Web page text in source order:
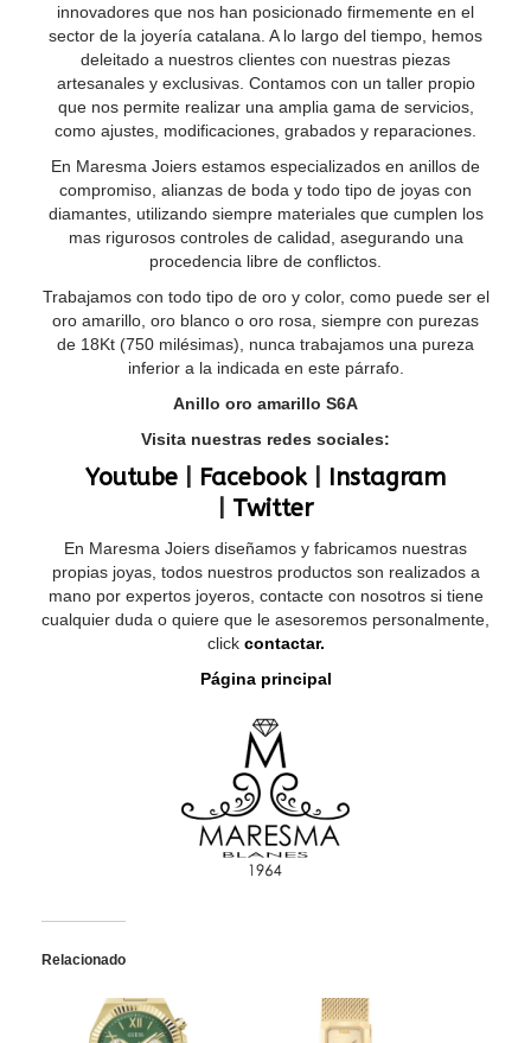
innovadores que nos han posicionado firmemente en el
sector de la joyería catalana. A lo largo del tiempo, hemos
deleitado a nuestros clientes con nuestras piezas
artesanales y exclusivas. Contamos con un taller propio
que nos permite realizar una amplia gama de servicios,
como ajustes, modificaciones, grabados y reparaciones.
En Maresma Joiers estamos especializados en anillos de
compromiso, alianzas de boda y todo tipo de joyas con
diamantes, utilizando siempre materiales que cumplen los
mas rigurosos controles de calidad, asegurando una
procedencia libre de conflictos.
Trabajamos con todo tipo de oro y color, como puede ser el
oro amarillo, oro blanco o oro rosa, siempre con purezas
de 18Kt (750 milésimas), nunca trabajamos una pureza
inferior a la indicada en este párrafo.
Anillo oro amarillo S6A
Visita nuestras redes sociales:
Youtube Facebook| Instagram
Twitter
En Maresma Joiers diseñamos y fabricamos nuestras
propias joyas, todos nuestros productos son realizados a
mano por expertos joyeros, contacte con nosotros si tiene
cualquier duda o quiere que le asesoremos personalmente,
clickcontactar.
Página principal
Relacionado